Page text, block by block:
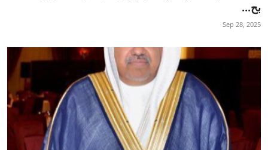
بح...
Sep 28, 2025